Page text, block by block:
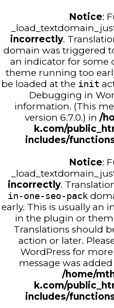
Notice:
incorrectly.
domain was triggered
an indicator for some
theme running too
be loaded at the init
Debugging in
information. (This
version 6.7.0.) in /
k.com/
includes/
Notice:
incorrectly.
in-one-seo-pack
early. This is usually an
in the plugin or
Translations should
action or later.
WordPress for
message was
/home/
k.com/
includes/